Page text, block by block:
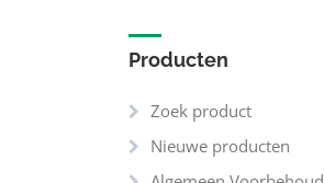
Producten
Zoek product
Nieuwe producten